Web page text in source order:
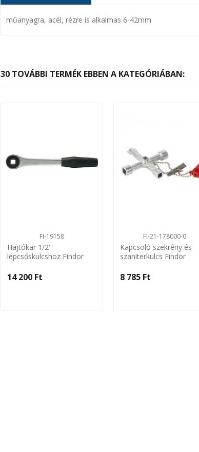
műanyagra, acél, rézre is alkalmas 6-42mm
30 TOVÁBBI TERMÉK EBBEN A KATEGÓRIÁBAN:
FI-19158
Hajtókar 1/2"
lépcsőskulcshoz Findor
14 200 Ft‎
FI-21-178000-0
Kapcsoló szekrény és
szaniterkulcs Findor
8 785 Ft‎